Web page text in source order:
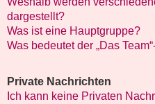
dargestellt?
Was ist eine Hauptgruppe?
Was bedeutet der „Das
Private Nachrichten
Ich kann keine Privaten